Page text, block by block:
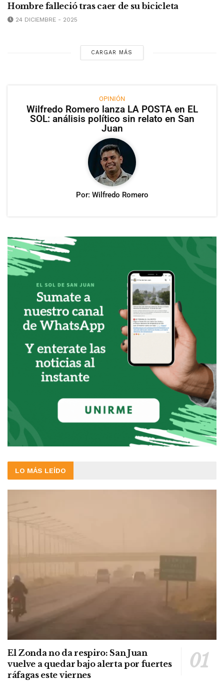
Hombre falleció tras caer de su bicicleta
24 DICIEMBRE - 2025
CARGAR MÁS
OPINIÓN
Wilfredo Romero lanza LA POSTA en EL
SOL: análisis político sin relato en San
Juan
Por: Wilfredo Romero
LO MÁS LEÍDO
El Zonda no da respiro: San Juan
vuelve a quedar bajo alerta por fuertes
ráfagas este viernes